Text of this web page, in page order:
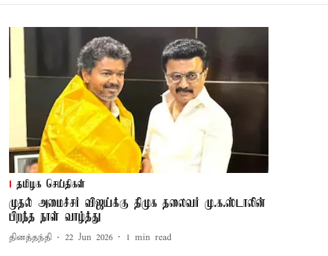
தமிழக செய்திகள்
முதல் அமைச்சர் விஜய்க்கு திமுக தலைவர் மு.க.ஸ்டாலின்
பிறந்த நாள் வாழ்த்து
தினத்தந்தி 22 Jun 2026 1 min read